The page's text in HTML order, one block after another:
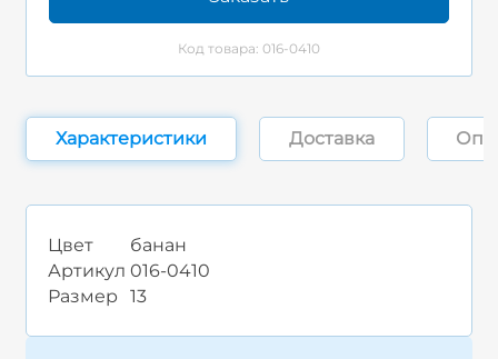
Код товара: 016-0410
Характеристики Доставка
Цвет
банан
Артикул 016-0410
Размер
13